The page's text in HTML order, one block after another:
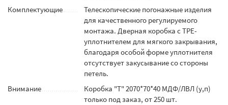
Комплектующие
Телескопические погонажные изделия
для качественного регулируемого
монтажа. Дверная коробка с TPE-
уплотнителем для мягкого закрывания,
благодаря особой форме уплотнителя
отсутствует закусывание со стороны
петель.
Внимание
Коробка "Т" 2070*70*40 МДФ/ЛВЛ (у,п)
только под заказ, от 250 шт.